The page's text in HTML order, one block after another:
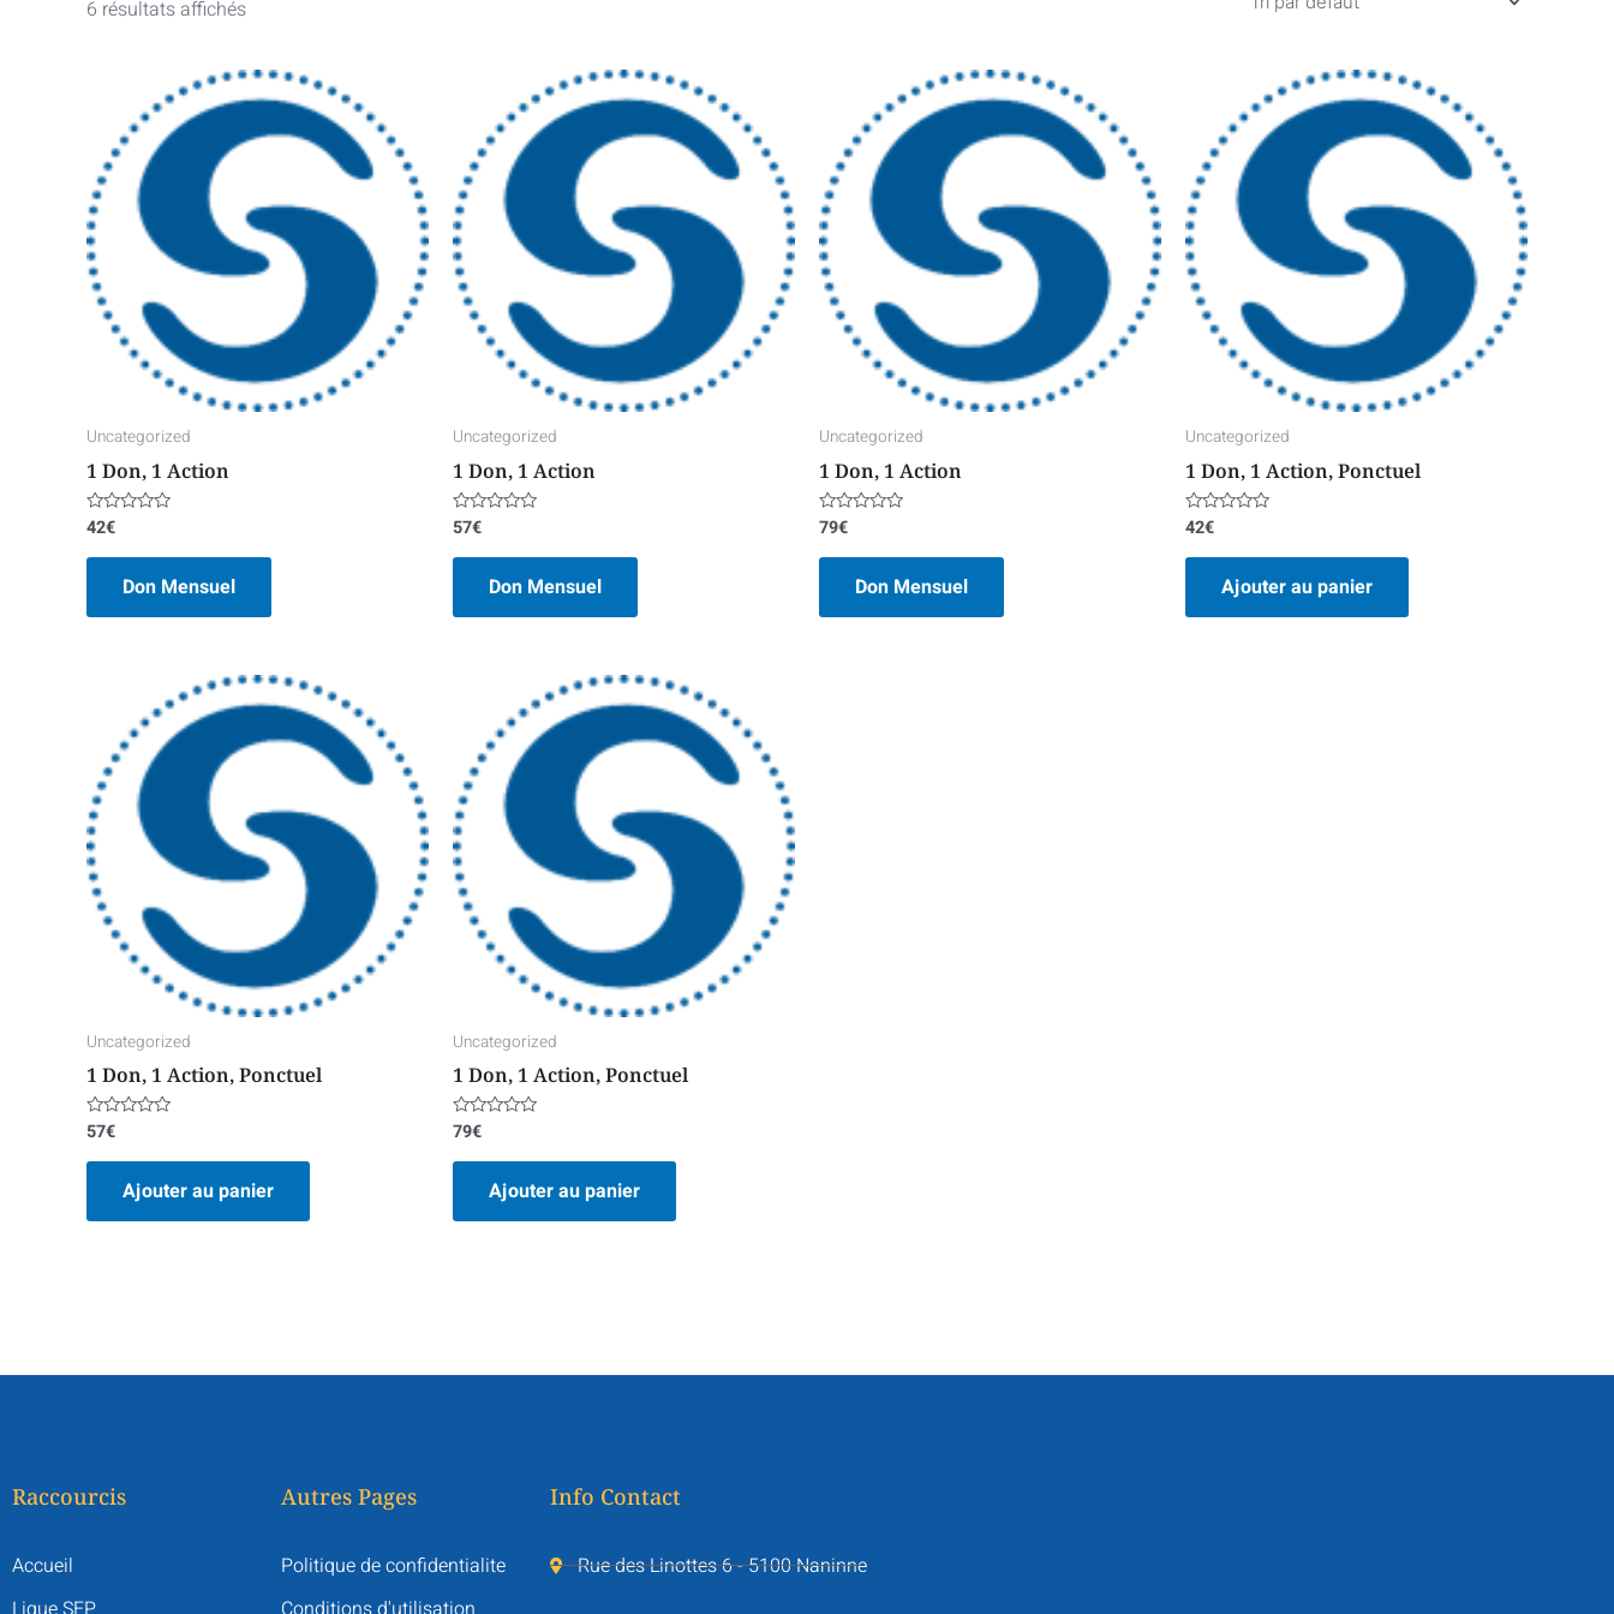
6 résultats affichés
Uncategorized
1 Don, 1 Action
Note
sur
42€
Don Mensuel
Uncategorized
1 Don, 1 Action
Note
sur
57€
Don Mensuel
Uncategorized
1 Don, 1 Action
Note
sur
79€
Don Mensuel
Uncategorized
1 Don, 1 Action, Ponctuel
Note
sur
42€
Ajouter au panier
Uncategorized
1 Don, 1 Action, Ponctuel
Note
sur
57€
Ajouter au panier
Uncategorized
1 Don, 1 Action, Ponctuel
Note
sur
79€
Ajouter au panier
Raccourcis
Accueil
Autres Pages
Politique de confidentialite
Info Contact
Rue des Linottes 6 - 5100 Naninne